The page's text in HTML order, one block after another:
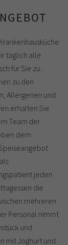
täglich alle
für Sie zu.
zu den
Allergenen und
erhalten Sie
Team der
dem
jeden
die
mehreren
Personal nimmt
und
mit Joghurt und